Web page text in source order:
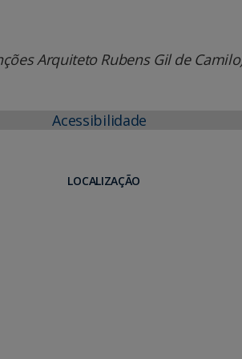
Arquiteto Rubens Gil de
Acessibilidade
LOCALIZAÇÃO